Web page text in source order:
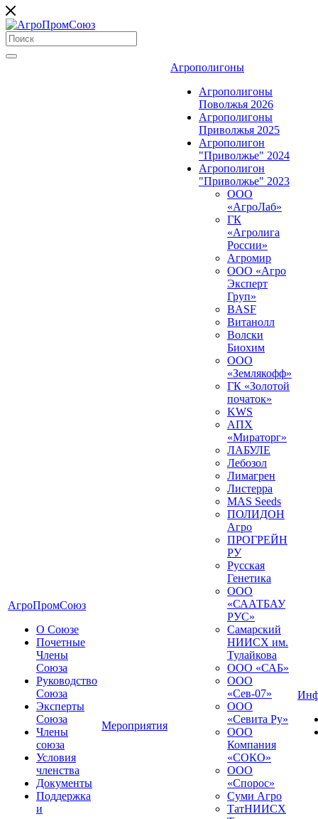
АгроПромСоюз
О Союзе
Почетные
Члены
Союза
Руководство
Союза
Эксперты
Союза
Члены
союза
Условия
членства
Документы
Поддержка
и
Мероприятия
Агрополигоны
Агрополигоны
Поволжья 2026
Агрополигоны
Приволжья 2025
Агрополигон
"Приволжье" 2024
Агрополигон
"Приволжье" 2023
ООО
«АгроЛаб»
ГК
«Агролига
России»
Агромир
ООО «Агро
Эксперт
Груп»
BASF
Витанолл
Волски
Биохим
ООО
«Землякофф»
ГК «Золотой
початок»
KWS
AПX
«Мираторг»
ЛАБУЛЕ
Лебозол
Лимагрен
Листерра
MAS Seeds
ПОЛИДОН
Агро
ПРОГРЕЙН
РУ
Русская
Генетика
ООО
«СААТБАУ
РУС»
Самарский
НИИСХ им.
Тулайкова
ООО «САБ»
ООО
«Сев-07»
ООО
«Севита Ру»
ООО
Компания
«СОКО»
ООО
«Спорос»
Суми Агро
ТатНИИСХ